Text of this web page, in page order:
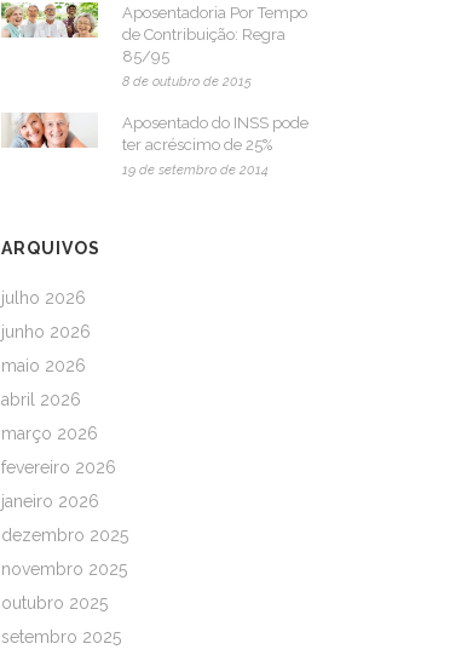
Aposentadoria Por Tempo
de Contribuição: Regra
85/95
8 de outubro de 2015
Aposentado do INSS pode
ter acréscimo de 25%
19 de setembro de 2014
ARQUIVOS
julho 2026
junho 2026
maio 2026
abril 2026
março 2026
fevereiro 2026
janeiro 2026
dezembro 2025
novembro 2025
outubro 2025
setembro 2025